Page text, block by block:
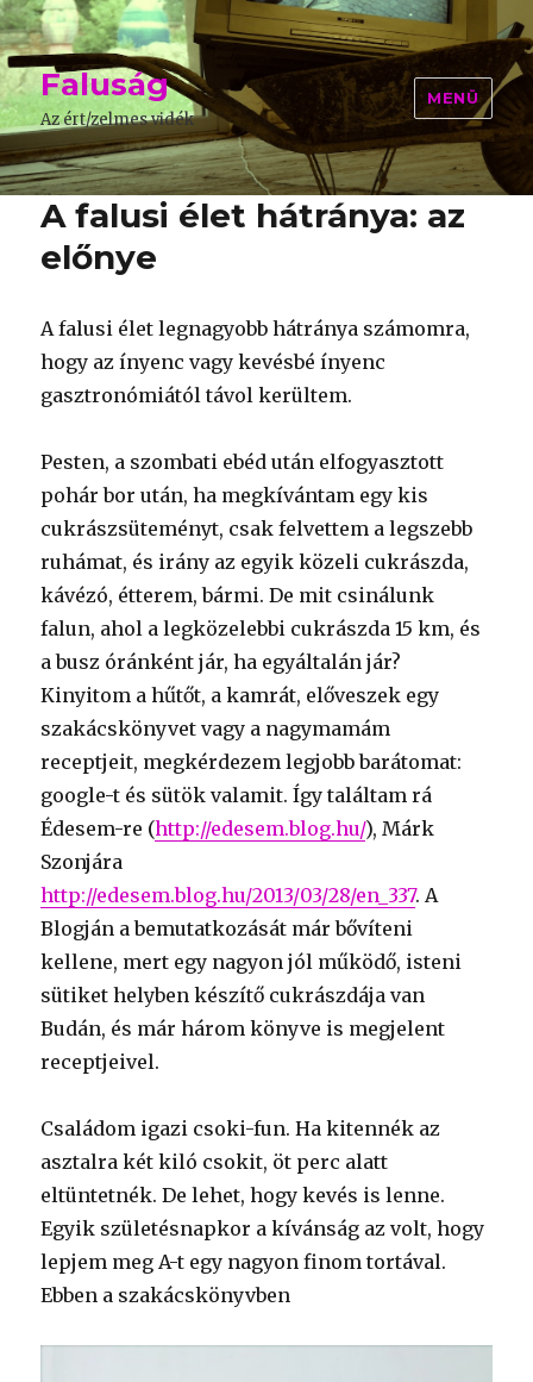
Faluság
Az ért/zelmes vidék
MENÜ
A falusi élet hátránya: az
előnye
A falusi élet legnagyobb hátránya számomra,
hogy az ínyenc vagy kevésbé ínyenc
gasztronómiától távol kerültem.
Pesten, a szombati ebéd után elfogyasztott
pohár bor után, ha megkívántam egy kis
cukrászsüteményt, csak felvettem a legszebb
ruhámat, és irány az egyik közeli cukrászda,
kávézó, étterem, bármi. De mit csinálunk
falun, ahol a legközelebbi cukrászda 15 km, és
a busz óránként jár, ha egyáltalán jár?
Kinyitom a hűtőt, a kamrát, előveszek egy
szakácskönyvet vagy a nagymamám
receptjeit, megkérdezem legjobb barátomat:
google-t és sütök valamit. Így találtam rá
Édesem-re (http://edesem.blog.hu/), Márk
Szonjára
http://edesem.blog.hu/2013/03/28/en_337. A
Blogján a bemutatkozását már bővíteni
kellene, mert egy nagyon jól működő, isteni
sütiket helyben készítő cukrászdája van
Budán, és már három könyve is megjelent
receptjeivel.
Családom igazi csoki-fun. Ha kitennék az
asztalra két kiló csokit, öt perc alatt
eltüntetnék. De lehet, hogy kevés is lenne.
Egyik születésnapkor a kívánság az volt, hogy
lepjem meg A-t egy nagyon finom tortával.
Ebben a szakácskönyvben